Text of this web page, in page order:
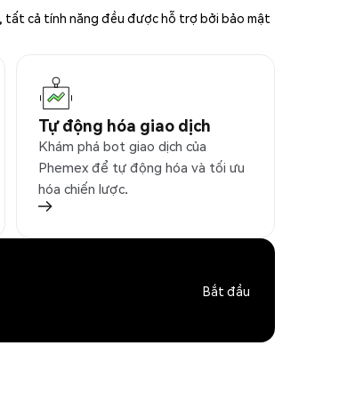
tất cả tính năng đều được hỗ trợ bởi bảo mật
Tự động hóa giao dịch
Khám phá bot giao dịch của
Phemex để tự động hóa và tối ưu
hóa chiến lược.
Bắt đầu